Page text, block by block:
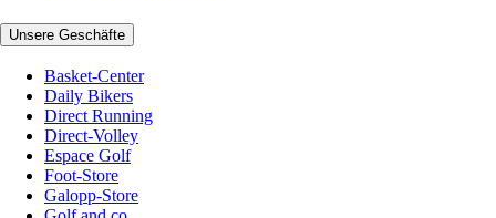
Unsere Geschäfte
Basket-Center
Daily Bikers
Direct Running
Direct-Volley
Espace Golf
Foot-Store
Galopp-Store